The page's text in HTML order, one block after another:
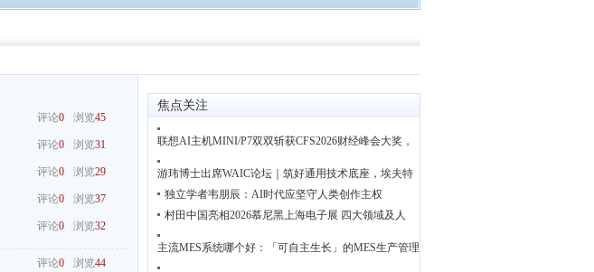
评论0 浏览45
评论0 浏览31
评论0 浏览29
评论0 浏览37
评论0 浏览32
评论0 浏览44
焦点关注
联想AI主机MINI/P7双双斩获CFS2026财经峰会大奖，
游玮博士出席WAIC论坛｜筑好通用技术底座，埃夫特
独立学者韦朋辰：AI时代应坚守人类创作主权
村田中国亮相2026慕尼黑上海电子展 四大领域及人
主流MES系统哪个好：「可自主生长」的MES生产管理